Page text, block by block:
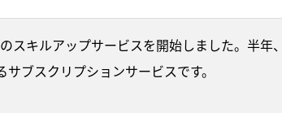
スキルアップサービスを開始しました。半年
ブスクリプションサービスです。